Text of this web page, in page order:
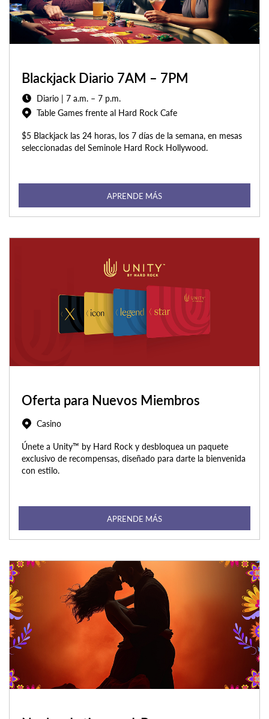
Blackjack Diario 7AM – 7PM
Diario | 7 a.m. – 7 p.m.
Table Games frente al Hard Rock Cafe
$5 Blackjack las 24 horas, los 7 días de la semana, en mesas
seleccionadas del Seminole Hard Rock Hollywood.
APRENDE MÁS
Oferta para Nuevos Miembros
Casino
Únete a Unity™ by Hard Rock y desbloquea un paquete
exclusivo de recompensas, diseñado para darte la bienvenida
con estilo.
APRENDE MÁS